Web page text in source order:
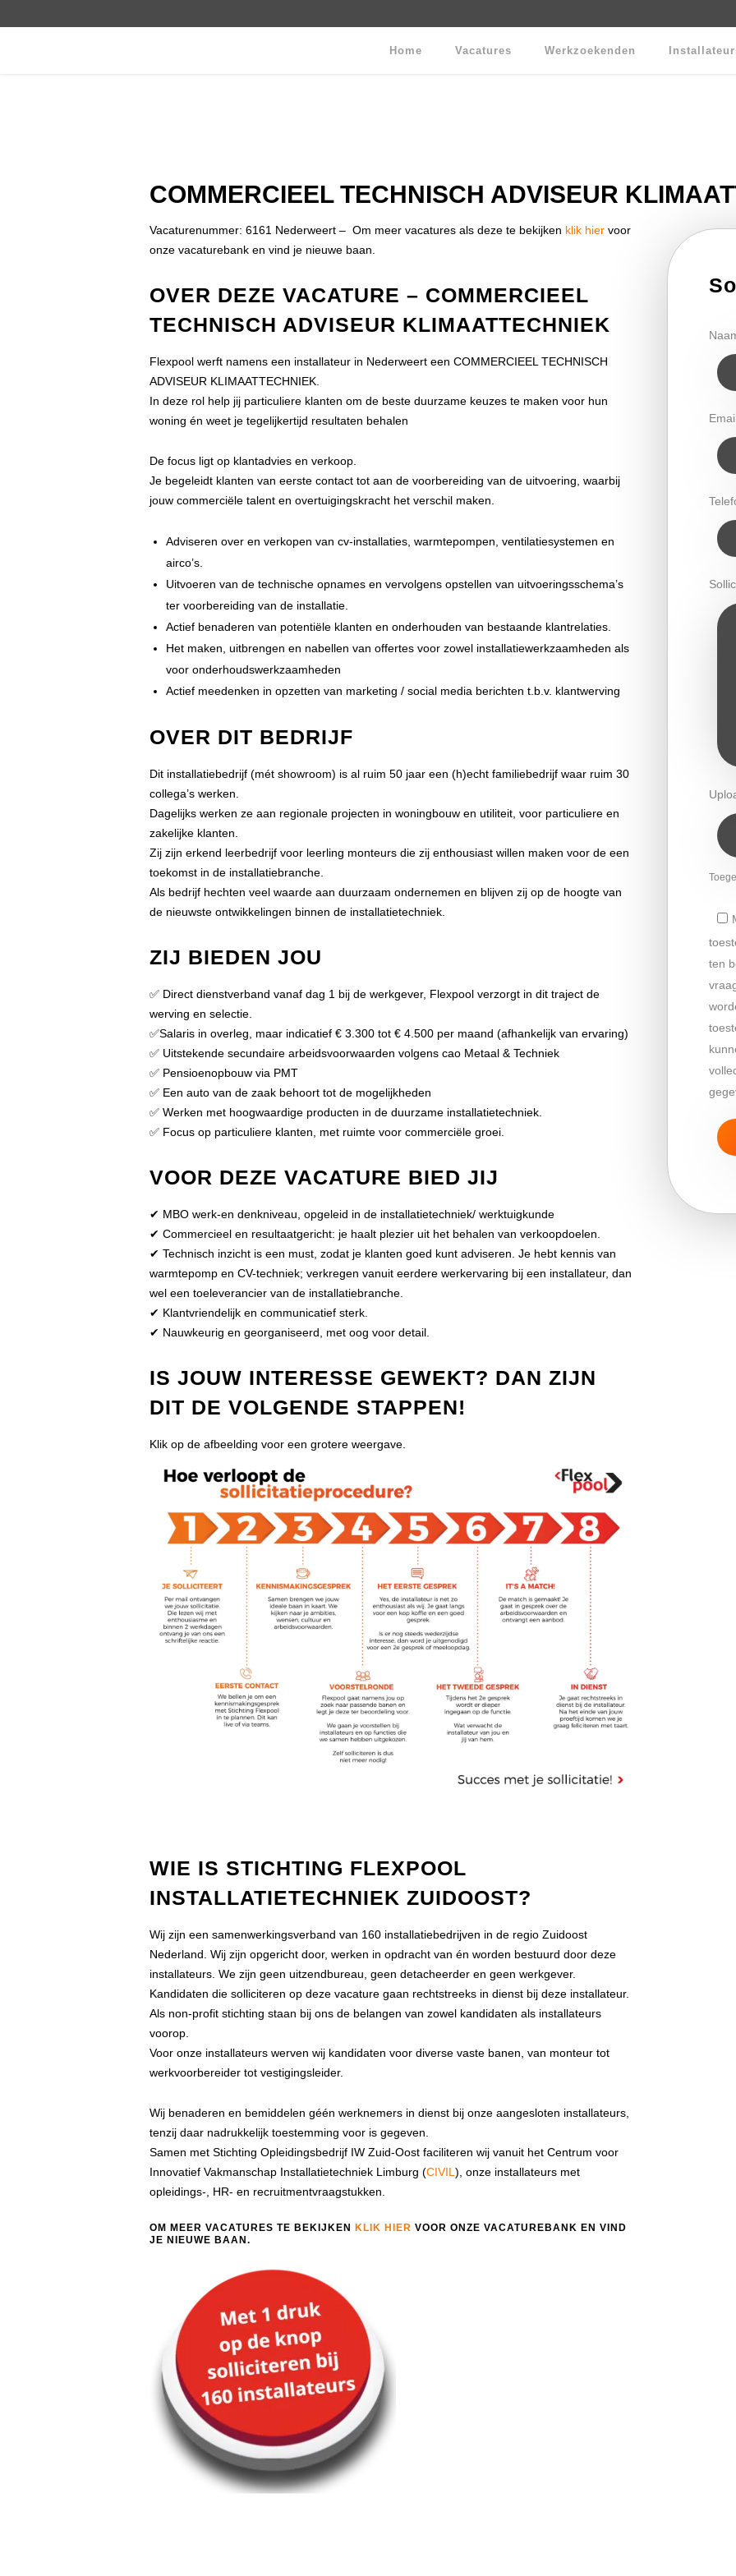
Home Vacatures Werkzoekenden
COMMERCIEEL TECHNISCH ADVISEUR
Vacaturenummer: 6161 Nederweert – Om meer vacatures als deze te bekijken klik hier voor
onze vacaturebank en vind je nieuwe baan.
OVER DEZE VACATURE – COMMERCIEEL
TECHNISCH ADVISEUR KLIMAATTECHNIEK
Flexpool werft namens een installateur in Nederweert een COMMERCIEEL TECHNISCH
ADVISEUR KLIMAATTECHNIEK.
In deze rol help jij particuliere klanten om de beste duurzame keuzes te maken voor hun
woning én weet je tegelijkertijd resultaten behalen
De focus ligt op klantadvies en verkoop.
Je begeleidt klanten van eerste contact tot aan de voorbereiding van de uitvoering, waarbij
jouw commerciële talent en overtuigingskracht het verschil maken.
Adviseren over en verkopen van cv-installaties, warmtepompen, ventilatiesystemen en
airco’s.
Uitvoeren van de technische opnames en vervolgens opstellen van uitvoeringsschema’s
ter voorbereiding van de installatie.
Actief benaderen van potentiële klanten en onderhouden van bestaande klantrelaties.
Het maken, uitbrengen en nabellen van offertes voor zowel installatiewerkzaamheden als
voor onderhoudswerkzaamheden
Actief meedenken in opzetten van marketing / social media berichten t.b.v. klantwerving
OVER DIT BEDRIJF
Dit installatiebedrijf (mét showroom) is al ruim 50 jaar een (h)echt familiebedrijf waar ruim 30
collega’s werken.
Dagelijks werken ze aan regionale projecten in woningbouw en utiliteit, voor particuliere en
zakelijke klanten.
Zij zijn erkend leerbedrijf voor leerling monteurs die zij enthousiast willen maken voor de een
toekomst in de installatiebranche.
Als bedrijf hechten veel waarde aan duurzaam ondernemen en blijven zij op de hoogte van
de nieuwste ontwikkelingen binnen de installatietechniek.
ZIJ BIEDEN JOU
✅ Direct dienstverband vanaf dag 1 bij de werkgever, Flexpool verzorgt in dit traject de
werving en selectie.
✅Salaris in overleg, maar indicatief € 3.300 tot € 4.500 per maand (afhankelijk van ervaring)
✅ Uitstekende secundaire arbeidsvoorwaarden volgens cao Metaal & Techniek
✅ Pensioenopbouw via PMT
✅ Een auto van de zaak behoort tot de mogelijkheden
✅ Werken met hoogwaardige producten in de duurzame installatietechniek.
✅ Focus op particuliere klanten, met ruimte voor commerciële groei.
VOOR DEZE VACATURE BIED JIJ
✔ MBO werk-en denkniveau, opgeleid in de installatietechniek/ werktuigkunde
✔ Commercieel en resultaatgericht: je haalt plezier uit het behalen van verkoopdoelen.
✔ Technisch inzicht is een must, zodat je klanten goed kunt adviseren. Je hebt kennis van
warmtepomp en CV-techniek; verkregen vanuit eerdere werkervaring bij een installateur, dan
wel een toeleverancier van de installatiebranche.
✔ Klantvriendelijk en communicatief sterk.
✔ Nauwkeurig en georganiseerd, met oog voor detail.
IS JOUW INTERESSE GEWEKT? DAN ZIJN
DIT DE VOLGENDE STAPPEN!
Klik op de afbeelding voor een grotere weergave.
WIE IS STICHTING FLEXPOOL
INSTALLATIETECHNIEK ZUIDOOST?
Wij zijn een samenwerkingsverband van 160 installatiebedrijven in de regio Zuidoost
Nederland. Wij zijn opgericht door, werken in opdracht van én worden bestuurd door deze
installateurs. We zijn geen uitzendbureau, geen detacheerder en geen werkgever.
Kandidaten die solliciteren op deze vacature gaan rechtstreeks in dienst bij deze installateur.
Als non-profit stichting staan bij ons de belangen van zowel kandidaten als installateurs
voorop.
Voor onze installateurs werven wij kandidaten voor diverse vaste banen, van monteur tot
werkvoorbereider tot vestigingsleider.
Wij benaderen en bemiddelen géén werknemers in dienst bij onze aangesloten installateurs,
tenzij daar nadrukkelijk toestemming voor is gegeven.
Samen met Stichting Opleidingsbedrijf IW Zuid-Oost faciliteren wij vanuit het Centrum voor
Innovatief Vakmanschap Installatietechniek Limburg (CIVIL ), onze installateurs met
opleidings-, HR- en recruitmentvraagstukken.
OM MEER VACATURES TE BEKIJKEN KLIK HIER VOOR ONZE VACATUREBANK EN VIND
JE NIEUWE BAAN.
ten